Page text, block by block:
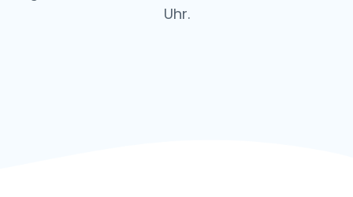
Uhr.